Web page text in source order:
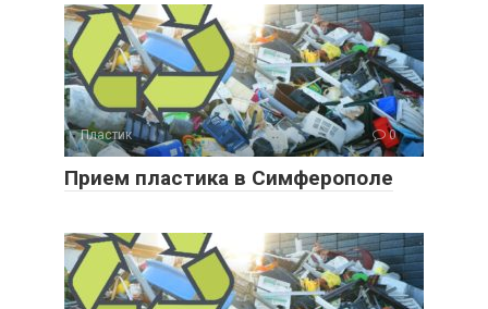
Пластик 0
Прием пластика в Симферополе